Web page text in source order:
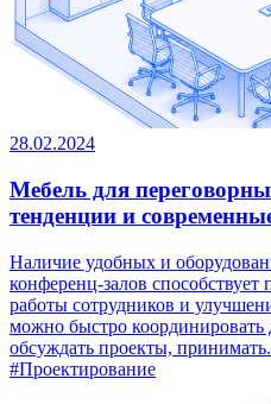
28.02.2024
Мебель для
тенденции и
Наличие удобных и
конференц-залов
работы сотрудников и
можно быстро координировать
обсуждать проекты,
#Проектирование